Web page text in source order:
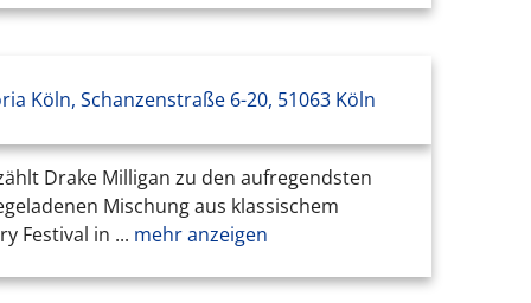
Köln, Schanzenstraße 6-20, 51063 Köln
Drake Milligan zu den aufregendsten
Mischung aus klassischem
Festival in ... mehr anzeigen